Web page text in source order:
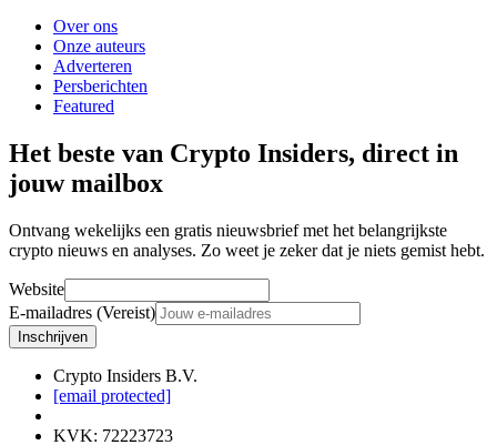
Over ons
Onze auteurs
Adverteren
Persberichten
Featured
Het beste van Crypto Insiders, direct in
jouw mailbox
Ontvang wekelijks een gratis nieuwsbrief met het belangrijkste
crypto nieuws en analyses. Zo weet je zeker dat je niets gemist hebt.
Website
E-mailadres (Vereist)
Inschrijven
Crypto Insiders B.V.
[email protected]
KVK: 72223723